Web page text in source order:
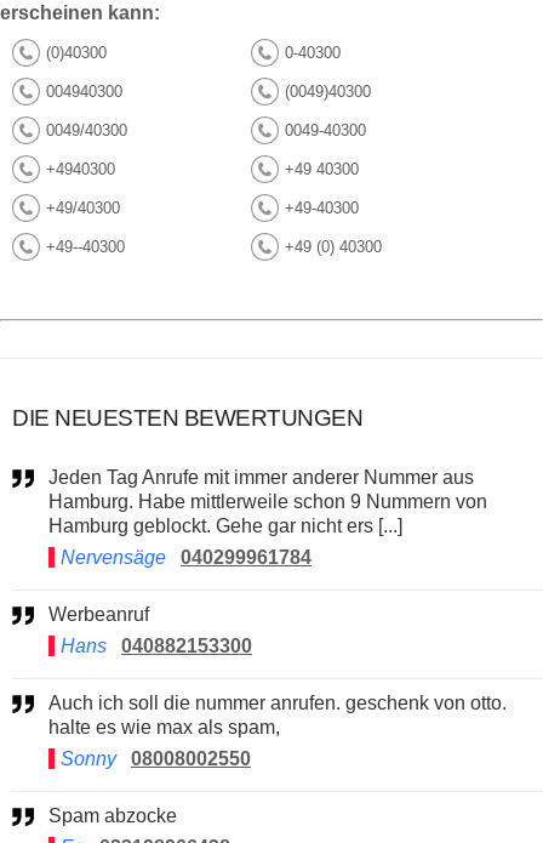
erscheinen kann:
(0)40300 0-40300
004940300 (0049)40300
0049/40300 0049-40300
+4940300 +49 40300
+49/40300 +49-40300
+49--40300 +49 (0) 40300
DIE NEUESTEN BEWERTUNGEN
Jeden Tag Anrufe mit immer anderer Nummer aus
Hamburg. Habe mittlerweile schon 9 Nummern von
Hamburg geblockt. Gehe gar nicht ers [...]
Nervensäge
040299961784
Werbeanruf
Hans
040882153300
Auch ich soll die nummer anrufen. geschenk von otto.
halte es wie max als spam,
Sonny
08008002550
Spam abzocke